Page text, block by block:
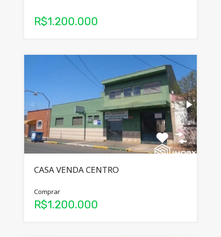
R$1.200.000
CASA VENDA CENTRO
Comprar
R$1.200.000